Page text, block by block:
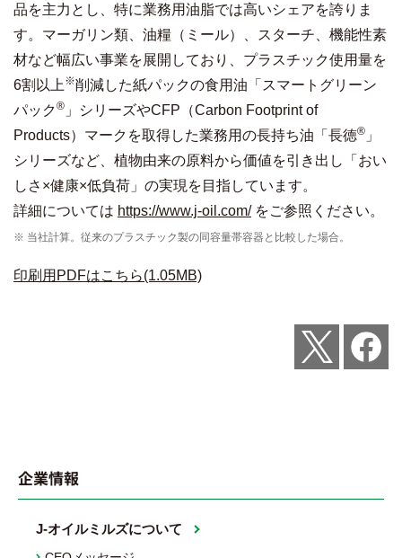
品を主力とし、特に業務用油脂では高いシェアを誇りま
す。マーガリン類、油糧（ミール）、スターチ、機能性素
材など幅広い事業を展開しており、プラスチック使用量を
6割以上 ※削減した紙パックの食用油「スマートグリーン
パック®︎ 」シリーズやCFP（Carbon Footprint of
Products）マークを取得した業務用の長持ち油「長徳®︎ 」
シリーズなど、植物由来の原料から価値を引き出し「おい
しさ×健康×低負荷」の実現を目指しています。
詳細については https://www.j-oil.com/をご参照ください。
※ 当社計算。従来のプラスチック製の同容量帯容器と比較した場合。
印刷用PDFはこちら(1.05MB)
企業情報
J-オイルミルズについて